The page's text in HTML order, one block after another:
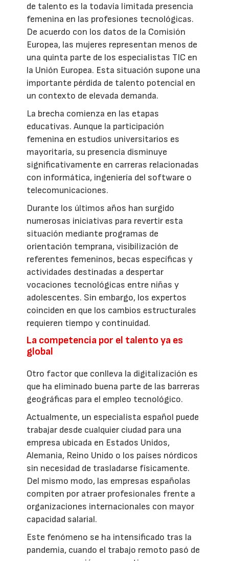
de talento es la todavía limitada presencia
femenina en las profesiones tecnológicas.
De acuerdo con los datos de la Comisión
Europea, las mujeres representan menos de
una quinta parte de los especialistas TIC en
la Unión Europea. Esta situación supone una
importante pérdida de talento potencial en
un contexto de elevada demanda.
La brecha comienza en las etapas
educativas. Aunque la participación
femenina en estudios universitarios es
mayoritaria, su presencia disminuye
significativamente en carreras relacionadas
con informática, ingeniería del software o
telecomunicaciones.
Durante los últimos años han surgido
numerosas iniciativas para revertir esta
situación mediante programas de
orientación temprana, visibilización de
referentes femeninos, becas específicas y
actividades destinadas a despertar
vocaciones tecnológicas entre niñas y
adolescentes. Sin embargo, los expertos
coinciden en que los cambios estructurales
requieren tiempo y continuidad.
La competencia por el talento ya es
global
Otro factor que conlleva la digitalización es
que ha eliminado buena parte de las barreras
geográficas para el empleo tecnológico.
Actualmente, un especialista español puede
trabajar desde cualquier ciudad para una
empresa ubicada en Estados Unidos,
Alemania, Reino Unido o los países nórdicos
sin necesidad de trasladarse físicamente.
Del mismo modo, las empresas españolas
compiten por atraer profesionales frente a
organizaciones internacionales con mayor
capacidad salarial.
Este fenómeno se ha intensificado tras la
pandemia, cuando el trabajo remoto pasó de